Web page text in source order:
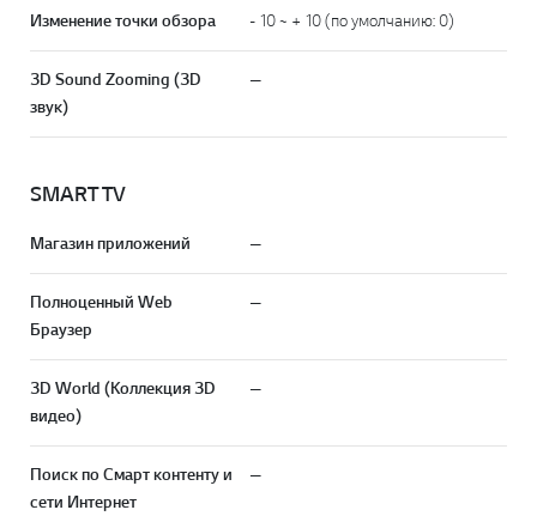
Изменение точки обзора - 10 ~ + 10 (по умолчанию: 0)
3D Sound Zooming (3D
звук)
—
SMART TV
Магазин приложений —
Полноценный Web
Браузер
—
3D World (Коллекция 3D
видео)
—
Поиск по Смарт контенту и
сети Интернет
—